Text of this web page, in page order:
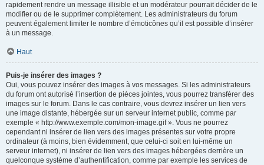
rapidement rendre un message illisible et un modérateur pourrait décider de le
modifier ou de le supprimer complètement. Les administrateurs du forum
peuvent également limiter le nombre d’émoticônes qu’il est possible d’insérer
à un message.
Haut
Puis-je insérer des images ?
Oui, vous pouvez insérer des images à vos messages. Si les administrateurs
du forum ont autorisé l’insertion de pièces jointes, vous pourrez transférer des
images sur le forum. Dans le cas contraire, vous devrez insérer un lien vers
une image distante, hébergée sur un serveur internet public, comme par
exemple « http://www.exemple.com/mon-image.gif ». Vous ne pourrez
cependant ni insérer de lien vers des images présentes sur votre propre
ordinateur (à moins, bien évidemment, que celui-ci soit en lui-même un
serveur internet), ni insérer de lien vers des images hébergées derrière un
quelconque système d’authentification, comme par exemple les services de